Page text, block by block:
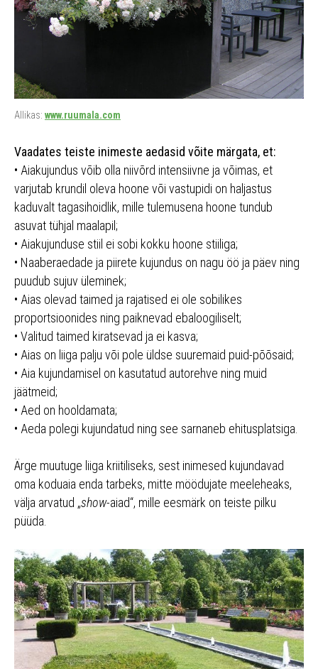
Allikas: www.ruumala.com
Vaadates teiste inimeste aedasid võite märgata, et:
• Aiakujundus võib olla niivõrd intensiivne ja võimas, et
varjutab krundil oleva hoone või vastupidi on haljastus
kaduvalt tagasihoidlik, mille tulemusena hoone tundub
asuvat tühjal maalapil;
• Aiakujunduse stiil ei sobi kokku hoone stiiliga;
• Naaberaedade ja piirete kujundus on nagu öö ja päev ning
puudub sujuv üleminek;
• Aias olevad taimed ja rajatised ei ole sobilikes
proportsioonides ning paiknevad ebaloogiliselt;
• Valitud taimed kiratsevad ja ei kasva;
• Aias on liiga palju või pole üldse suuremaid puid-põõsaid;
• Aia kujundamisel on kasutatud autorehve ning muid
jäätmeid;
• Aed on hooldamata;
• Aeda polegi kujundatud ning see sarnaneb ehitusplatsiga.
Ärge muutuge liiga kriitiliseks, sest inimesed kujundavad
oma koduaia enda tarbeks, mitte möödujate meeleheaks,
välja arvatud „show-aiad“, mille eesmärk on teiste pilku
püüda.